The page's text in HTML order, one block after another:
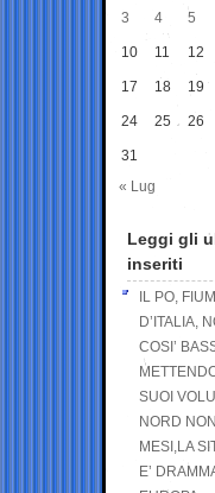
3 4 5
10 11 12
17 18 19
24 25 26
31
« Lug
Leggi gli
inseriti
IL PO,
D’ITALIA,
COSI’
SUOI
NORD
MESI,LA
E’